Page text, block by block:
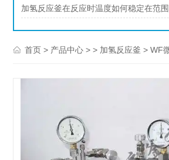
加氢反应釜在反应时温度如何稳定在范
首页 > 产品中心 > > 加氢反应釜 > WF